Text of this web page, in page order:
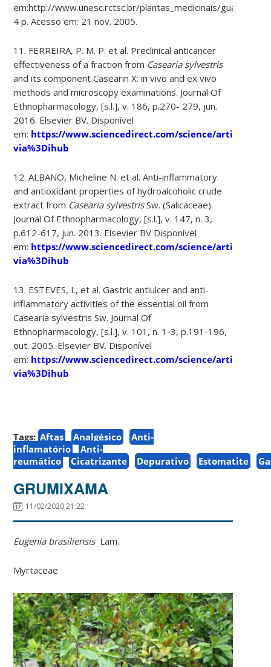
em:http://www.unesc.rctsc.br/plantas_medicinais/guaca.htm.
4 p. Acesso em: 21 nov. 2005.
11. FERREIRA, P. M. P. et al. Preclinical anticancer
effectiveness of a fraction from Casearia sylvestris
and its component Casearin X: in vivo and ex vivo
methods and microscopy examinations. Journal Of
Ethnopharmacology, [s.l.], v. 186, p.270- 279, jun.
2016. Elsevier BV. Disponível
em: https://www.sciencedirect.com/science/article/pii/
via%3Dihub
12. ALBANO, Micheline N. et al. Anti-inflammatory
and antioxidant properties of hydroalcoholic crude
extract from Casearia sylvestrisSw. (Salicaceae).
Journal Of Ethnopharmacology, [s.l.], v. 147, n. 3,
p.612-617, jun. 2013. Elsevier BV Disponível
em: https://www.sciencedirect.com/science/article/abs/
via%3Dihub
13. ESTEVES, I., et al. Gastric antiulcer and anti-
inflammatory activities of the essential oil from
Casearia sylvestris Sw. Journal Of
Ethnopharmacology, [s.l.], v. 101, n. 1-3, p.191-196,
out. 2005. Elsevier BV. Disponível
em: https://www.sciencedirect.com/science/article/abs/
via%3Dihub
Tags: Aftas Analgésico
Anti-
inflamatório
Anti-
reumático
Cicatrizante Depurativo Estomatite
GRUMIXAMA
11/02/2020 21:22
Eugenia brasiliensisLam.
Myrtaceae